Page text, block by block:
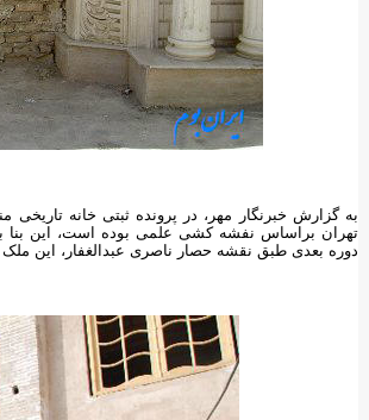
به گزارش خبرنگار مهر، در پرونده ثبتی خانه
تهران براساس نفشه کشی علمی بوده است، این بنا
دوره بعدی طبق نقشه حصار ناصری عبدالغفار، این